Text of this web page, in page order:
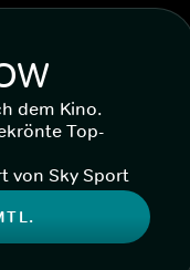
dem Kino.
Top-
von Sky Sport